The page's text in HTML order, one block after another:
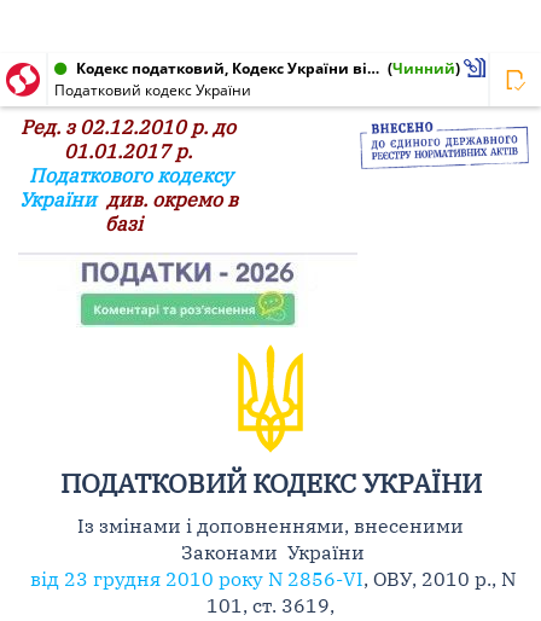
Кодекс податковий, Кодекс України від 02.12.2010 № 2755-VI (Чинний)
Податковий кодекс України